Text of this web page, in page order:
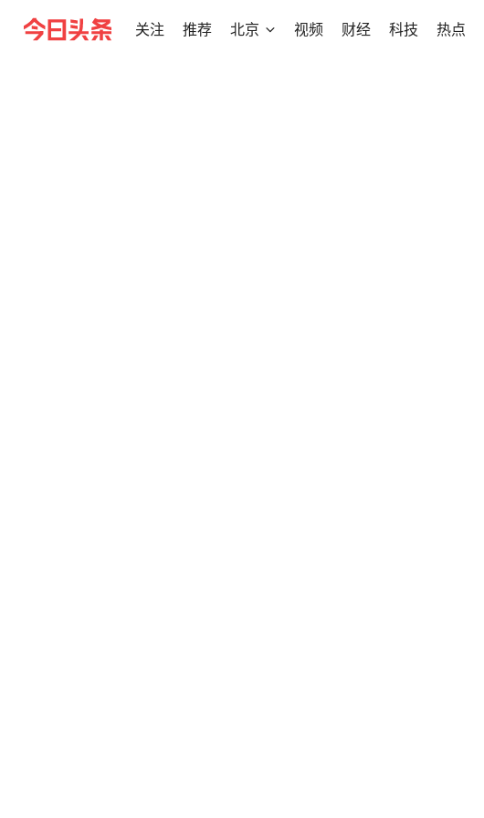
关注 推荐 北京 视频 财经 科技 热点